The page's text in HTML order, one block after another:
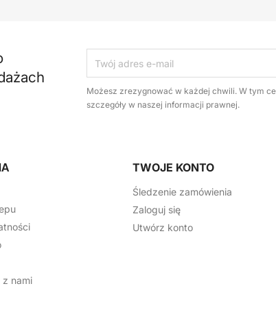
Możesz zrezygnować w każdej chwili. W tym
szczegóły w naszej informacji prawnej.
z nami
TWOJE KONTO
Śledzenie zamówienia
Zaloguj się
Utwórz konto